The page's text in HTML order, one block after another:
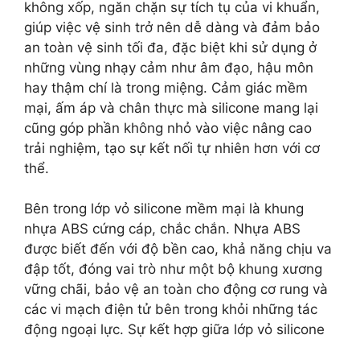
không xốp, ngăn chặn sự tích tụ của vi khuẩn,
giúp việc vệ sinh trở nên dễ dàng và đảm bảo
an toàn vệ sinh tối đa, đặc biệt khi sử dụng ở
những vùng nhạy cảm như âm đạo, hậu môn
hay thậm chí là trong miệng. Cảm giác mềm
mại, ấm áp và chân thực mà silicone mang lại
cũng góp phần không nhỏ vào việc nâng cao
trải nghiệm, tạo sự kết nối tự nhiên hơn với cơ
thể.
Bên trong lớp vỏ silicone mềm mại là khung
nhựa ABS cứng cáp, chắc chắn. Nhựa ABS
được biết đến với độ bền cao, khả năng chịu va
đập tốt, đóng vai trò như một bộ khung xương
vững chãi, bảo vệ an toàn cho động cơ rung và
các vi mạch điện tử bên trong khỏi những tác
động ngoại lực. Sự kết hợp giữa lớp vỏ silicone